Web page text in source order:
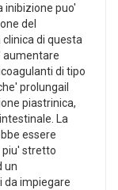
inibizione puo'
del
di questa
aumentare
di tipo
prolungail
piastrinica,
La
essere
piu' stretto
un
da impiegare